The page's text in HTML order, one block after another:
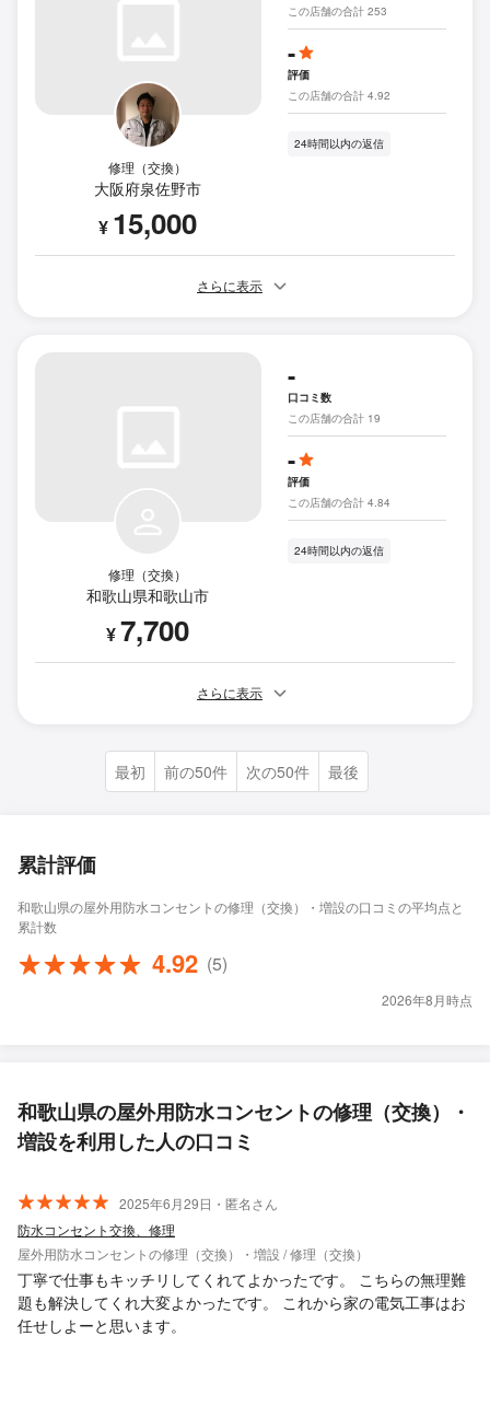
修理（交換）
大阪府泉佐野市
¥ 15,000
この店舗の合計 253
-
評価
この店舗の合計 4.92
24時間以内の返信
さらに表示
修理（交換）
和歌山県和歌山市
¥7,700
-
口コミ数
この店舗の合計 19
-
評価
この店舗の合計 4.84
24時間以内の返信
さらに表示
最初 前の50件 次の50件 最後
累計評価
和歌山県の屋外用防水コンセントの修理（交換）・増設の口コミの平均点と
累計数
4.92 (5)
2026年8月時点
和歌山県の屋外用防水コンセントの修理（交換）・
増設を利用した人の口コミ
2025年6月29日・匿名さん
防水コンセント交換、修理
屋外用防水コンセントの修理（交換）・増設 / 修理（交換）
丁寧で仕事もキッチリしてくれてよかったです。 こちらの無理難
題も解決してくれ大変よかったです。 これから家の電気工事はお
任せしよーと思います。